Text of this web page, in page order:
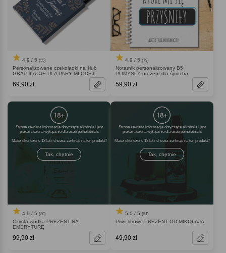
4.9 / 5 (55)
Personalizowane czekoladki na ślub
GRATULACJE DLA PARY MŁODEJ
69,90 zł
4.9 / 5 (79)
Notatnik personalizowany B5
POMYSŁY prezent dla śpiocha
59,90 zł
Strona zawiera informacje dotyczące alkoholu i jest
przeznaczona wyłącznie dla osób pełnoletnich.
Masz ukończone 18 lat i chcesz zerknąć na ten produkt
Tak, chętnie
4.9 / 5 (80)
Czysta wódka PREZENT NA
EMERYTURĘ
99,90 zł
Strona zawiera informacje dotyczące alkoholu i jest
przeznaczona wyłącznie dla osób pełnoletnich.
Masz ukończone 18 lat i chcesz zerknąć na ten produkt
Tak, chętnie
5.0 / 5 (51)
Piwo litrowe PREZENT OD MIKOŁAJA
49,90 zł